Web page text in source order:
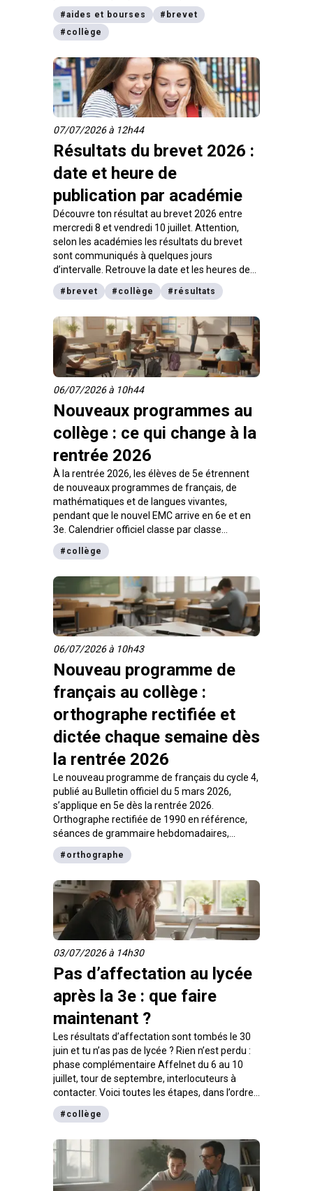
ce qu’il faut savoir sur la bourse au mérite :
conditions d’obtention, démarches à effectuer,
montant de la bourse au mérite 2026.
#aides et bourses # brevet
# collège
07/07/2026 à 12h44
Résultats du brevet 2026 :
date et heure de
publication par académie
Découvre ton résultat au brevet 2026 entre
mercredi 8 et vendredi 10 juillet. Attention,
selon les académies les résultats du brevet
sont communiqués à quelques jours
d’intervalle. Retrouve la date et les heures de
publication selon les zones géographiques.
# brevet # collège # résultats
06/07/2026 à 10h44
Nouveaux programmes au
collège : ce qui change à la
rentrée 2026
À la rentrée 2026, les élèves de 5e étrennent
de nouveaux programmes de français, de
mathématiques et de langues vivantes,
pendant que le nouvel EMC arrive en 6e et en
3e. Calendrier officiel classe par classe
jusqu’en 2028, contenu des nouveaux
programmes et conseils pour aborder la
# collège
06/07/2026 à 10h43
Nouveau programme de
français au collège :
orthographe rectifiée et
dictée chaque semaine dès
la rentrée 2026
Le nouveau programme de français du cycle 4,
publié au Bulletin officiel du 5 mars 2026,
s’applique en 5e dès la rentrée 2026.
Orthographe rectifiée de 1990 en référence,
séances de grammaire hebdomadaires,
dictées régulières : voici ce qui change
concrètement pour les collégiens et comment
# orthographe
03/07/2026 à 14h30
Pas d’affectation au lycée
après la 3e : que faire
maintenant ?
Les résultats d’affectation sont tombés le 30
juin et tu n’as pas de lycée ? Rien n’est perdu :
phase complémentaire Affelnet du 6 au 10
juillet, tour de septembre, interlocuteurs à
contacter. Voici toutes les étapes, dans l’ordre,
pour décrocher ta place avant la rentrée 2026.
# collège